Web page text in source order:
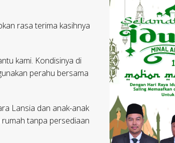
rasa terima kasihnya
kami. Kondisinya di
perahu bersama
Lansia dan anak-anak
rumah tanpa persediaan